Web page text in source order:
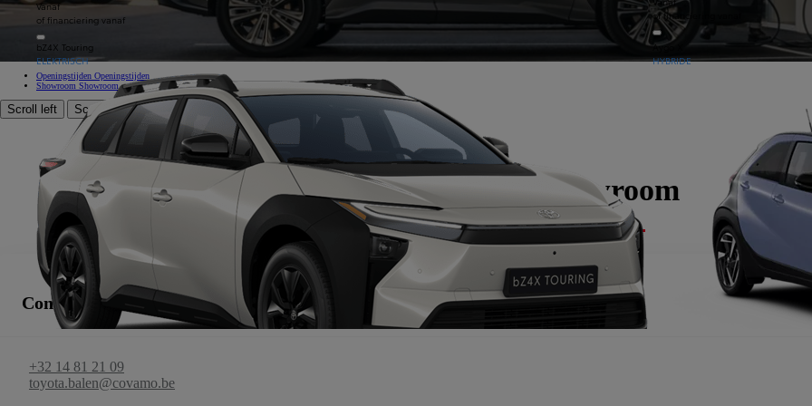
Vanaf
of financiering vanaf
of financiering vanaf
bZ4X Touring
ELEKTRISCH
Aygo X
HYBRIDE
Goedgekeurde verkoop, Goedgekeurde dienst na verkoop, Erkend carrosseriebedrijf, Zakencentrum, Spuiterij, Tweedehandswagens
Openingstijden Openingstijden
Showroom Showroom
Scroll left Scroll right
Showroom
Contact gegevens
+32 14 81 21 09
toyota.balen@covamo.be